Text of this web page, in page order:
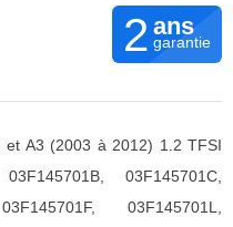
2 ans
garantie
A3 (2003 à 2012) 1.2 TFSI
03F145701C,
03F145701L,